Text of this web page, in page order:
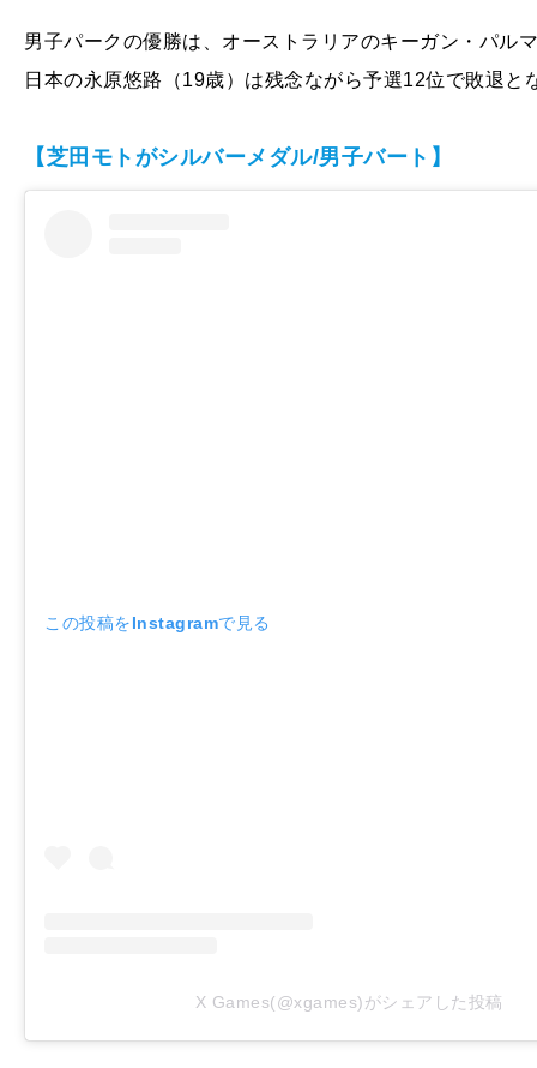
男子パークの優勝は、オーストラリアのキーガン・パル
日本の永原悠路（19歳）は残念ながら予選12位で敗退と
【芝田モトがシルバーメダル/男子バート】
この投稿をInstagramで見る
X Games(@xgames)がシェアした投稿